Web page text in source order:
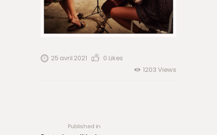
25 avril 2021 0 Likes
1203 Views
Published in